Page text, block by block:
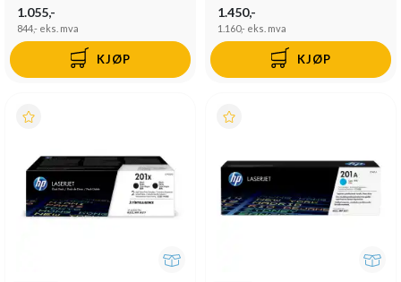
1.055,-
844,- eks. mva
KJØP
1.450,-
1.160,- eks. mva
KJØP